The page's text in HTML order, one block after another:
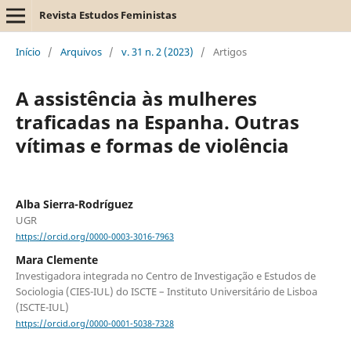
Revista Estudos Feministas
Início / Arquivos / v. 31 n. 2 (2023) / Artigos
A assistência às mulheres
traficadas na Espanha. Outras
vítimas e formas de violência
Alba Sierra-Rodríguez
UGR
https://orcid.org/0000-0003-3016-7963
Mara Clemente
Investigadora integrada no Centro de Investigação e Estudos de
Sociologia (CIES-IUL) do ISCTE – Instituto Universitário de Lisboa
(ISCTE-IUL)
https://orcid.org/0000-0001-5038-7328